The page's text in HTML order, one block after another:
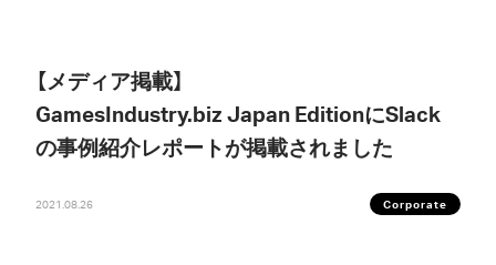
【メディア掲載】
GamesIndustry.biz Japan EditionにSlack
の事例紹介レポートが掲載されました
2021.08.26 Corporate